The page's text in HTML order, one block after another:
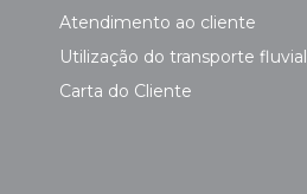
Atendimento ao cliente
Utilização do transporte fluvial
Carta do Cliente